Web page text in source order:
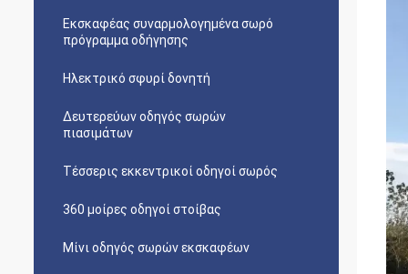
Εκσκαφέας συναρμολογημένα σωρό
πρόγραμμα οδήγησης
Ηλεκτρικό σφυρί δονητή
Δευτερεύων οδηγός σωρών
πιασιμάτων
Τέσσερις εκκεντρικοί οδηγοί σωρός
360 μοίρες οδηγοί στοίβας
Μίνι οδηγός σωρών εκσκαφέων